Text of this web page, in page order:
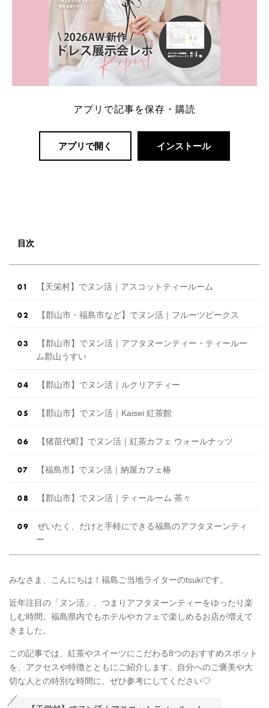
アプリで記事を保存・購読
アプリで開く インストール
目次
【天栄村】でヌン活｜アスコットティールーム
【郡山市・福島市など】でヌン活｜フルーツピークス
【郡山市】でヌン活｜アフタヌーンティー・ティールー
ム郡山うすい
【郡山市】でヌン活｜ルクリアティー
【郡山市】でヌン活｜Kaisei 紅茶館
【猪苗代町】でヌン活｜紅茶カフェ ウォールナッツ
【福島市】でヌン活｜納屋カフェ椿
【郡山市】でヌン活｜ティールーム 茶々
ぜいたく、だけと手軽にできる福島のアフタヌーンティ
ー
みなさま、こんにちは！福島ご当地ライターのtsukiです。
近年注目の「ヌン活」、つまりアフタヌーンティーをゆったり楽
しむ時間。福島県内でもホテルやカフェで楽しめるお店が増えて
きました。
この記事では、紅茶やスイーツにこだわる8つのおすすめスポット
を、アクセスや特徴とともにご紹介します。自分へのご褒美や大
切な人との特別な時間に、ぜひ参考にしてください♡